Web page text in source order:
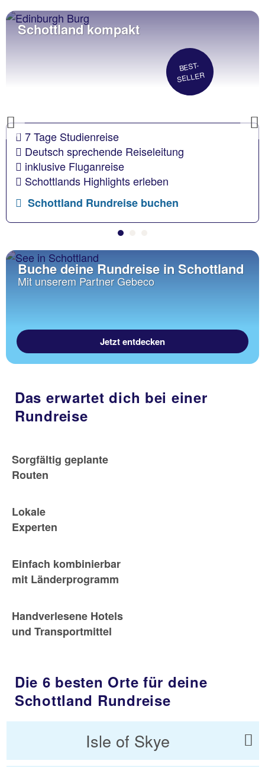
Previous
Schottland kompakt
BEST-
SELLER
7 Tage Studienreise
Deutsch sprechende Reiseleitung
inklusive Fluganreise
Schottlands Highlights erleben
Schottland Rundreise buchen
Buche deine Rundreise in Schottland
Mit unserem Partner Gebeco
Jetzt entdecken
Das erwartet dich bei einer
Rundreise
Sorgfältig geplante
Routen
Lokale
Experten
Einfach kombinierbar
mit Länderprogramm
Handverlesene Hotels
und Transportmittel
Die 6 besten Orte für deine
Schottland Rundreise
Isle of Skye